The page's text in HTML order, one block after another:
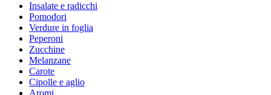
Insalate e radicchi
Pomodori
Verdure in foglia
Peperoni
Zucchine
Melanzane
Carote
Cipolle e aglio
Aromi